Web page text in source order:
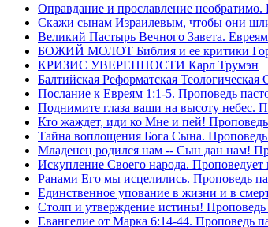
Оправдание и прославление
Скажи сынам Израилевым, чтобы они
Великий Пастырь Вечного Завета.
БОЖИЙ МОЛОТ Библия и ее критики
КРИЗИС УВЕРЕННОСТИ Карл Трумэн
Балтийская Реформатская
Послание к Евреям 1:1-5. Проповедь
Поднимите глаза ваши на высоту небес.
Кто жаждет, иди ко Мне и пей!
Тайна воплощения Бога Сына.
Младенец родился нам -- Сын дан нам!
Искупление Своего народа.
Ранами Его мы исцелились. Проповедь
Единственное упование в жизни и в
Столп и утверждение истины!
Евангелие от Марка 6:14-44. Проповедь